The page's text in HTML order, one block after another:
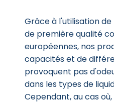
Grâce à l'utilisation
de première qualité
européennes, nos
capacités et de
provoquent pas
dans les types de
Cependant, au cas